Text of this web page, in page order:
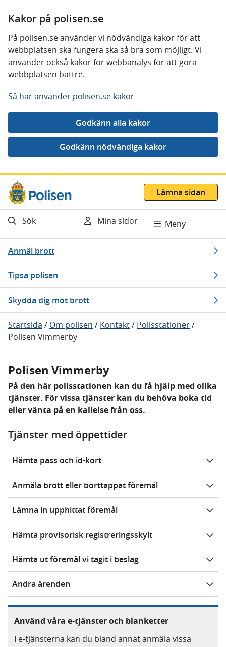
Kakor på polisen.se
På polisen.se använder vi nödvändiga kakor för att
webbplatsen ska fungera ska så bra som möjligt. Vi
använder också kakor för webbanalys för att göra
webbplatsen bättre.
Så här använder polisen.se kakor
Gå direkt till innehåll
Lämna sidan
Sök Mina sidor Meny
Anmäl brott
Tipsa polisen
Skydda dig mot brott
Startsida / Om polisen / Kontakt/ Polisstationer/
Polisen Vimmerby
Polisen Vimmerby
På den här polisstationen kan du få hjälp med olika
tjänster. För vissa tjänster kan du behöva boka tid
eller vänta på en kallelse från oss.
Tjänster med öppettider
Hämta pass och id-kort
Anmäla brott eller borttappat föremål
Lämna in upphittat föremål
Hämta provisorisk registreringsskylt
Hämta ut föremål vi tagit i beslag
Andra ärenden
Använd våra e-tjänster och blanketter
I e-tjänsterna kan du bland annat anmäla vissa